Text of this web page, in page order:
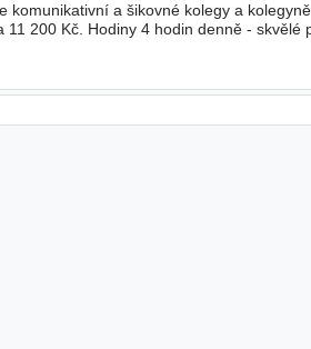
komunikativní a šikovné kolegy a
200 Kč. Hodiny 4 hodin denně - skvělé